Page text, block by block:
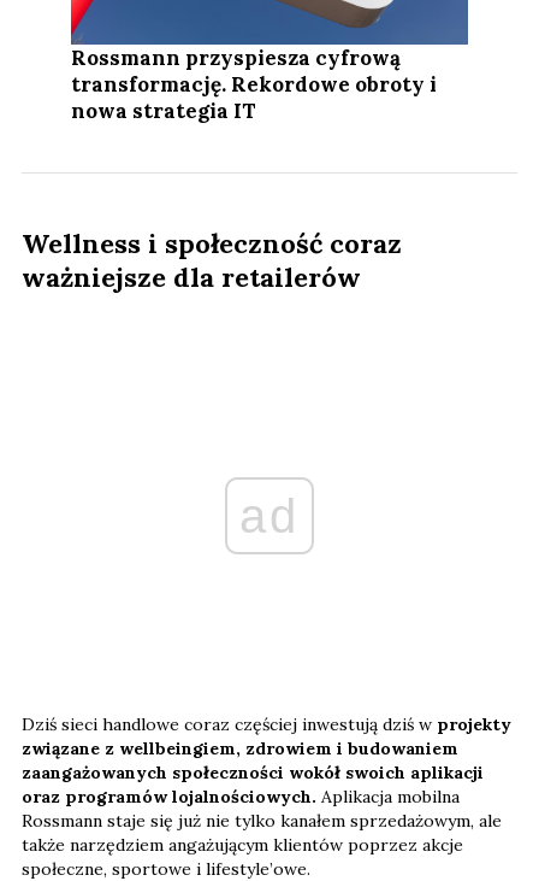
Rossmann przyspiesza cyfrową
transformację. Rekordowe obroty i
nowa strategia IT
Wellness i społeczność coraz
ważniejsze dla retailerów
ad
Dziś sieci handlowe coraz częściej inwestują dziś w projekty
związane z wellbeingiem, zdrowiem i budowaniem
zaangażowanych społeczności wokół swoich aplikacji
oraz programów lojalnościowych. Aplikacja mobilna
Rossmann staje się już nie tylko kanałem sprzedażowym, ale
także narzędziem angażującym klientów poprzez akcje
społeczne, sportowe i lifestyle’owe.